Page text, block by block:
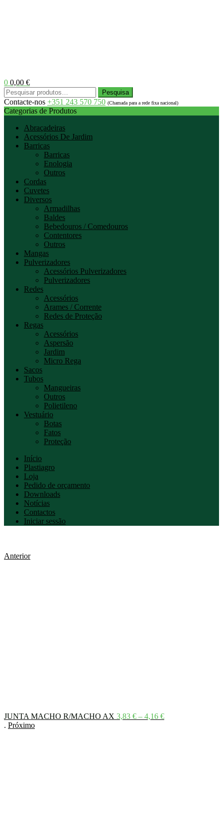
0 0,00 €
Menu
Pesquisar
por:
Pesquisa
Contacte-nos +351 243 570 750 (Chamada para a rede fixa nacional)
Categorias de Produtos
Abraçadeiras
Acessórios De Jardim
Barricas
Barricas
Enologia
Outros
Cordas
Cuvetes
Diversos
Armadilhas
Baldes
Bebedouros / Comedouros
Contentores
Outros
Mangas
Pulverizadores
Acessórios Pulverizadores
Pulverizadores
Redes
Acessórios
Arames / Corrente
Redes de Proteção
Regas
Acessórios
Aspersão
Jardim
Micro Rega
Sacos
Tubos
Mangueiras
Outros
Polietileno
Vestuário
Botas
Fatos
Proteção
Início
Plastiagro
Loja
Pedido de orçamento
Downloads
Notícias
Contactos
Iniciar sessão
Anterior
JUNTA MACHO R/MACHO AX 3,83 € – 4,16 €Price
. Próximo